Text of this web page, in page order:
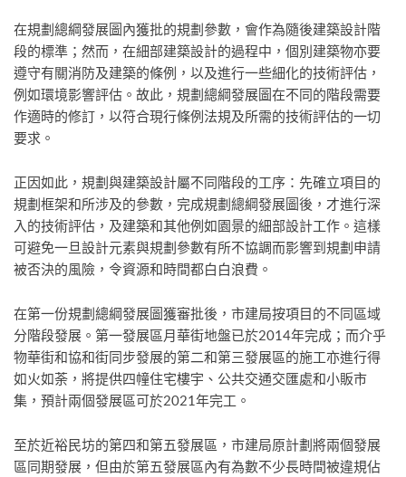
在規劃總綱發展圖內獲批的規劃參數，會作為隨後建築設計階
段的標準；然而，在細部建築設計的過程中，個別建築物亦要
遵守有關消防及建築的條例，以及進行一些細化的技術評估，
例如環境影響評估。故此，規劃總綱發展圖在不同的階段需要
作適時的修訂，以符合現行條例法規及所需的技術評估的一切
要求。
正因如此，規劃與建築設計屬不同階段的工序：先確立項目的
規劃框架和所涉及的參數，完成規劃總綱發展圖後，才進行深
入的技術評估，及建築和其他例如園景的細部設計工作。這樣
可避免一旦設計元素與規劃參數有所不協調而影響到規劃申請
被否決的風險，令資源和時間都白白浪費。
在第一份規劃總綱發展圖獲審批後，市建局按項目的不同區域
分階段發展。第一發展區月華街地盤已於2014年完成；而介乎
物華街和協和街同步發展的第二和第三發展區的施工亦進行得
如火如荼，將提供四幢住宅樓宇、公共交通交匯處和小販市
集，預計兩個發展區可於2021年完工。
至於近裕民坊的第四和第五發展區，市建局原計劃將兩個發展
區同期發展，但由於第五發展區內有為數不少長時間被違規佔